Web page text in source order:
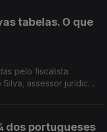
tabelas. O que
pelo fiscalista
assessor jurídico
dos portugueses